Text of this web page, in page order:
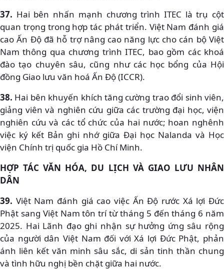
37. Hai bên nhấn mạnh chương trình ITEC là trụ cột
quan trọng trong hợp tác phát triển. Việt Nam đánh giá
cao Ấn Độ đã hỗ trợ nâng cao năng lực cho cán bộ Việt
Nam thông qua chương trình ITEC, bao gồm các khoá
đào tạo chuyên sâu, cũng như các học bổng của Hội
đồng Giao lưu văn hoá Ấn Độ (ICCR).
38. Hai bên khuyến khích tăng cường trao đổi sinh viên,
giảng viên và nghiên cứu giữa các trường đại học, viện
nghiên cứu và các tổ chức của hai nước; hoan nghênh
việc ký kết Bản ghi nhớ giữa Đại học Nalanda và Học
viện Chính trị quốc gia Hồ Chí Minh.
HỢP TÁC VĂN HÓA, DU LỊCH VÀ GIAO LƯU NHÂN
DÂN
39. Việt Nam đánh giá cao việc Ấn Độ rước Xá lợi Đức
Phật sang Việt Nam tôn trí từ tháng 5 đến tháng 6 năm
2025. Hai Lãnh đạo ghi nhận sự hưởng ứng sâu rộng
của người dân Việt Nam đối với Xá lợi Đức Phật, phản
ánh liên kết văn minh sâu sắc, di sản tinh thần chung
và tình hữu nghị bền chặt giữa hai nước.